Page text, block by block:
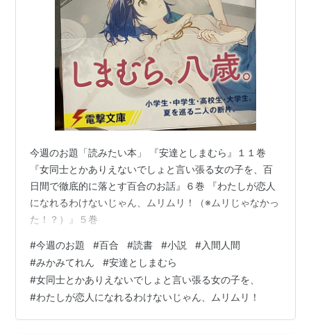
作者:入間人間,左
出版社/メーカー:アスキーメディアワ
ークス
発売日: 2008/05/10
メディア: 文庫
: 4人クリック: 70回
この商品を含むブログ (105件) を見る
嘘つきみーくんと壊れたまーちゃ
ん〈6〉嘘の価値は真実 (電撃文
庫)
作者:入間人間,左
出版社/メーカー: アスキーメディアワ
メディア:
文庫
購入 : 9人クリック: 85回
この商品を含むブログ (102件) を見る
今週のお題「読みたい本」 『安達としまむら』１１巻
『女同士とかありえないでしょと言い張る女の子を、百
日間で徹底的に落とす百合のお話』６巻 『わたしが恋人
になれるわけないじゃん、ムリムリ！（※ムリじゃなかっ
た！？）』５巻
#今週のお題 #百合 #読書 #小説 #入間人間
#みかみてれん #安達としまむら
#女同士とかありえないでしょと言い張る女の子を、
#わたしが恋人になれるわけないじゃん、ムリムリ！